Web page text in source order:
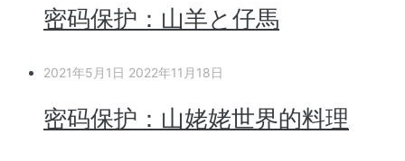
密码保护：山羊と仔馬
2021年5月1日 2022年11月18日
密码保护：山姥姥世界的料理